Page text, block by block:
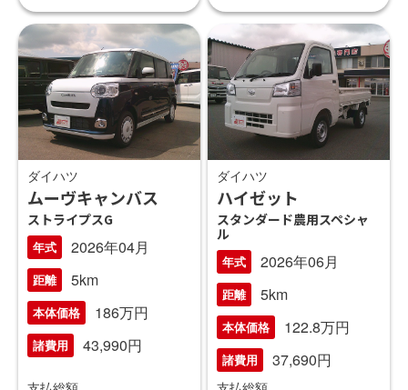
ダイハツ
ムーヴキャンバス
ストライプスG
年式 2026年04月
距離 5km
本体価格 186万円
諸費用 43,990円
ダイハツ
ハイゼット
スタンダード農用スペシャ
ル
年式 2026年06月
距離 5km
本体価格 122.8万円
諸費用 37,690円